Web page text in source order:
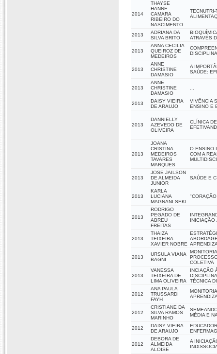
2014
THAYSE
HANNE
CAMARA
RIBEIRO DO
NASCIMENTO
2013
ADRIANA DA
SILVA BRITO
ATRAVÉS
2013
ANNA CECILIA
QUEIROZ DE
MEDEIROS
2013
ANNE
CHRISTINE
DAMASIO
A
SAÚDE:
2013
ANNE
CHRISTINE
DAMASIO
2013
DAISY VIEIRA
DE ARAUJO
VIVÊNCIA
ENSINO E
2013
DANNIELLY
AZEVEDO DE
OLIVEIRA
CLÍNICA
2013
JOANA
CRISTINA
MEDEIROS
TAVARES
MARQUES
O ENSINO
COM A
2013
JOSE JAILSON
DE ALMEIDA
JUNIOR
SAÚDE E
2013
KARLA
LUCIANA
MAGNANI SEKI
2013
RODRIGO
PEGADO DE
ABREU
FREITAS
INICIAÇÃO
2013
THAIZA
TEIXEIRA
XAVIER NOBRE
2013
URSULA VIANA
BAGNI
COLETIVA
2013
VANESSA
TEIXEIRA DE
LIMA OLIVEIRA
INCIAÇÃO
TÉCNICA
2012
ANA PAULA
TRUSSARDI
FAYH
2012
CRISTIANE DA
SILVA RAMOS
MARINHO
MÉDIA E
2012
DAISY VIEIRA
DE ARAUJO
2012
DEBORA DE
ALMEIDA
ALOISE
A